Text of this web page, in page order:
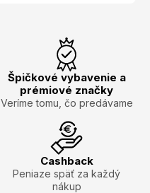
Špičkové vybavenie a
prémiové značky
Veríme tomu, čo predávame
Cashback
Peniaze späť za každý
nákup